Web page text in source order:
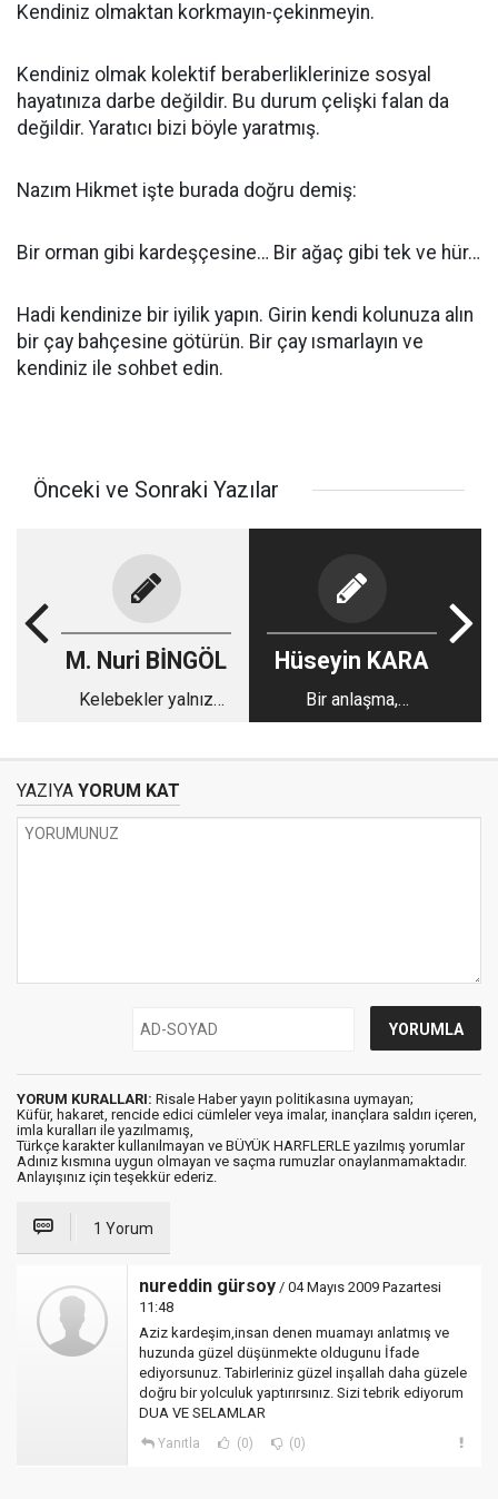
Kendiniz olmaktan korkmayın-çekinmeyin.
Kendiniz olmak kolektif beraberliklerinize sosyal
hayatınıza darbe değildir. Bu durum çelişki falan da
değildir. Yaratıcı bizi böyle yaratmış.
Nazım Hikmet işte burada doğru demiş:
Bir orman gibi kardeşçesine… Bir ağaç gibi tek ve hür…
Hadi kendinize bir iyilik yapın. Girin kendi kolunuza alın
bir çay bahçesine götürün. Bir çay ısmarlayın ve
kendiniz ile sohbet edin.
Önceki ve Sonraki Yazılar
M. Nuri BİNGÖL
Kelebekler yalnız
Hüseyin KARA
Bir anlaşma,
alternatifli
YAZIYA YORUM KAT
YORUM KURALLARI: Risale Haber yayın politikasına uymayan;
Küfür, hakaret, rencide edici cümleler veya imalar, inançlara saldırı içeren,
imla kuralları ile yazılmamış,
Türkçe karakter kullanılmayan ve BÜYÜK HARFLERLE yazılmış yorumlar
Adınız kısmına uygun olmayan ve saçma rumuzlar onaylanmamaktadır.
Anlayışınız için teşekkür ederiz.
1 Yorum
nureddin gürsoy / 04 Mayıs 2009 Pazartesi
11:48
Aziz kardeşim,insan denen muamayı anlatmış ve
huzunda güzel düşünmekte oldugunu İfade
ediyorsunuz. Tabirleriniz güzel inşallah daha güzele
doğru bir yolculuk yaptırırsınız. Sizi tebrik ediyorum
DUA VE SELAMLAR
Yanıtla (0) (0)